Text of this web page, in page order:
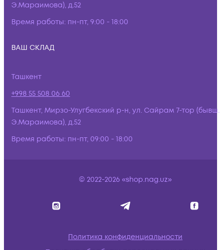
Э.Мараимова), д.52
Время работы: пн-пт, 9:00 - 18:00
ВАШ СКЛАД
Ташкент
+998 55 508 06 60
Ташкент, Мирзо-Улугбекский р-н, ул. Сайрам 7-тор (бывш.
Э.Мараимова), д.52
Время работы: пн-пт, 09:00 - 18:00
© 2022-2026 «shop.nag.uz»
Политика конфиденциальности